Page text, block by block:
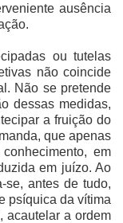
ausência
ou tutelas
não coincide
Não se pretende
dessas medidas,
a fruição do
que apenas
em
em juízo. Ao
se, antes de tudo,
psíquica da vítima
acautelar a ordem